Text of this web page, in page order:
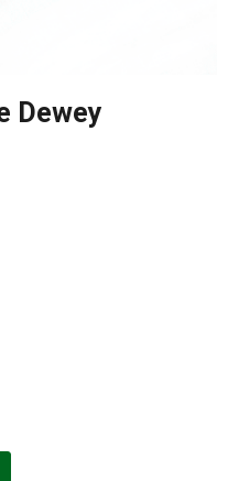
Dewey